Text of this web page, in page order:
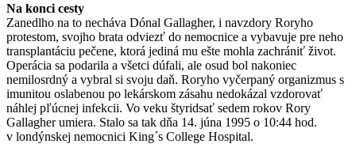
Na konci cesty
Zanedlho na to necháva Dónal Gallagher, i navzdory Roryho
protestom, svojho brata odviezť do nemocnice a vybavuje pre neho
transplantáciu pečene, ktorá jediná mu ešte mohla zachrániť život.
Operácia sa podarila a všetci dúfali, ale osud bol nakoniec
nemilosrdný a vybral si svoju daň. Roryho vyčerpaný organizmus s
imunitou oslabenou po lekárskom zásahu nedokázal vzdorovať
náhlej pľúcnej infekcii. Vo veku štyridsať sedem rokov Rory
Gallagher umiera. Stalo sa tak dňa 14. júna 1995 o 10:44 hod.
v londýnskej nemocnici King´s College Hospital.